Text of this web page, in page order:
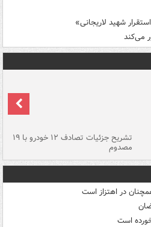
شهید لاریجانی»
می‌کند
تشریح جزئیات تصادف ۱۲ خودرو با ۱۹
مصدوم
در اهتزاز است
است